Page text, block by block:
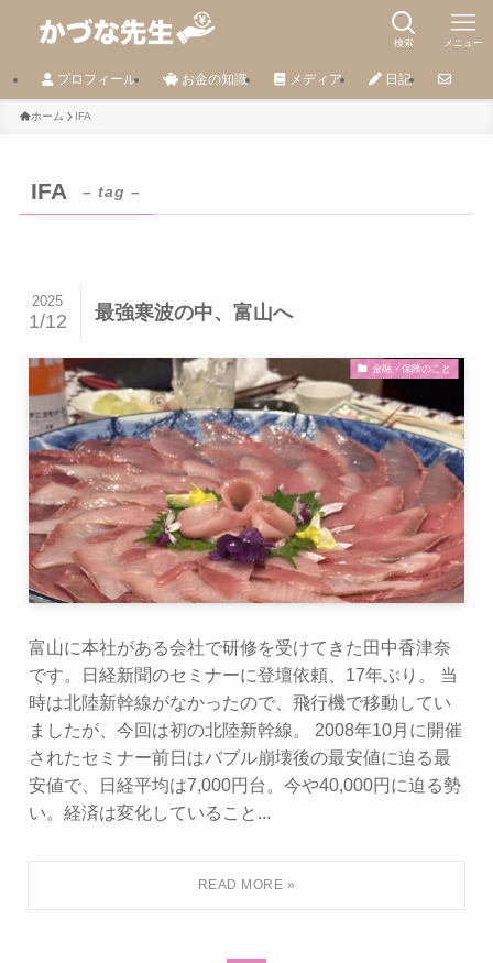
検索 メニュー
プロフィール お金の知識 メディア 日記
ホーム IFA
IFA – tag –
最強寒波の中、富山へ
2025
1/12
金融・保険のこと
富山に本社がある会社で研修を受けてきた田中香津奈
です。日経新聞のセミナーに登壇依頼、17年ぶり。 当
時は北陸新幹線がなかったので、飛行機で移動してい
ましたが、今回は初の北陸新幹線。 2008年10月に開催
されたセミナー前日はバブル崩壊後の最安値に迫る最
安値で、日経平均は7,000円台。今や40,000円に迫る勢
い。経済は変化していること...